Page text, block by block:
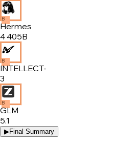
B
Hermes
4 405B
B
INTELLECT-
3
B
GLM
5.1
▶Final Summary